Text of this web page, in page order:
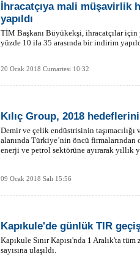
İhracatçıya mali müşavirlik
yapıldı
TİM Başkanı Büyükekşi, ihracatçılar
yüzde 10 ila 35 arasında bir indirim
20 Ocak 2018 Cumartesi 10:32
Kılıç Group, 2018 hedeflerini
Demir ve çelik endüstrisinin
alanında Türkiye’nin öncü
enerji ve petrol sektörüne ayırarak yıllık
09 Ocak 2018 Salı 15:56
Kapıkule'de günlük TIR
Kapıkule Sınır Kapısı'nda 1 Aralık'ta
sayısına ulaşıldı.